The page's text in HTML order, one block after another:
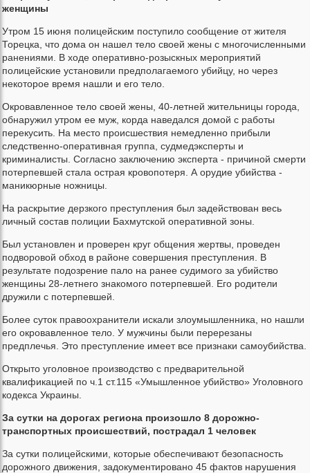
женщины
Утром 15 июня полицейским поступило сообщение от жителя
Торецка, что дома он нашел тело своей жены с многочисленными
ранениями. В ходе оперативно-розыскных мероприятий
полицейские установили предполагаемого убийцу, но через
некоторое время нашли и его тело.
Окровавленное тело своей жены, 40-летней жительницы города,
обнаружил утром ее муж, корда наведался домой с работы
перекусить. На место происшествия немедленно прибыли
следственно-оперативная группа, судмедэксперты и
криминалисты. Согласно заключению эксперта - причиной смерти
потерпевшей стала острая кровопотеря. А орудие убийства -
маникюрные ножницы.
На раскрытие дерзкого преступления был задействован весь
личный состав полиции Бахмутской оперативной зоны.
Был установлен и проверен круг общения жертвы, проведен
подворовой обход в районе совершения преступления. В
результате подозрение пало на ранее судимого за убийство
женщины 28-летнего знакомого потерпевшей. Его родители
дружили с потерпевшей.
Более суток правоохранители искали злоумышленника, но нашли
его окровавленное тело. У мужчины были перерезаны
предплечья. Это преступление имеет все признаки самоубийства.
Открыто уголовное производство с предварительной
квалификацией по ч.1 ст.115 «Умышленное убийство» Уголовного
кодекса Украины.
За сутки на дорогах региона произошло 8 дорожно-
транспортных происшествий, пострадал 1 человек
За сутки полицейскими, которые обеспечивают безопасность
дорожного движения, задокументировано 45 фактов нарушения